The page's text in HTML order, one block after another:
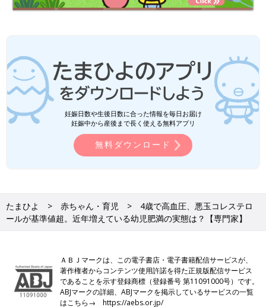
妊娠日数や生後日数に合った情報を毎日お届け
妊娠中から産後まで長く使える無料アプリ
無料ダウンロード
たまひよ 赤ちゃん・育児
4歳で高血圧、悪玉コレステロ
ールが基準値超。近年増えている幼児肥満の実態は？【専門家】
ＡＢＪマークは、この電子書店・電子書籍配信サービスが、
著作権者からコンテンツ使用許諾を得た正規版配信サービス
であることを示す登録商標（登録番号 第11091000号）です。
ABJマークの詳細、ABJマークを掲示しているサービスの一覧
はこちら→https://aebs.or.jp/